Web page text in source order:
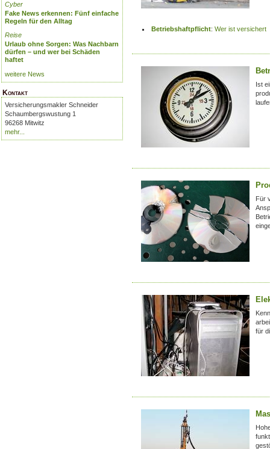
Cyber
Fake News erkennen: Fünf einfache
Regeln für den Alltag
Reise
Urlaub ohne Sorgen: Was Nachbarn
dürfen – und wer bei Schäden
haftet
weitere News
Kontakt
Versicherungsmakler Schneider
Schaumbergswustung 1
96268 Mitwitz
mehr...
Betriebshaftpflicht: Wer ist versichert
Ist
Für
für